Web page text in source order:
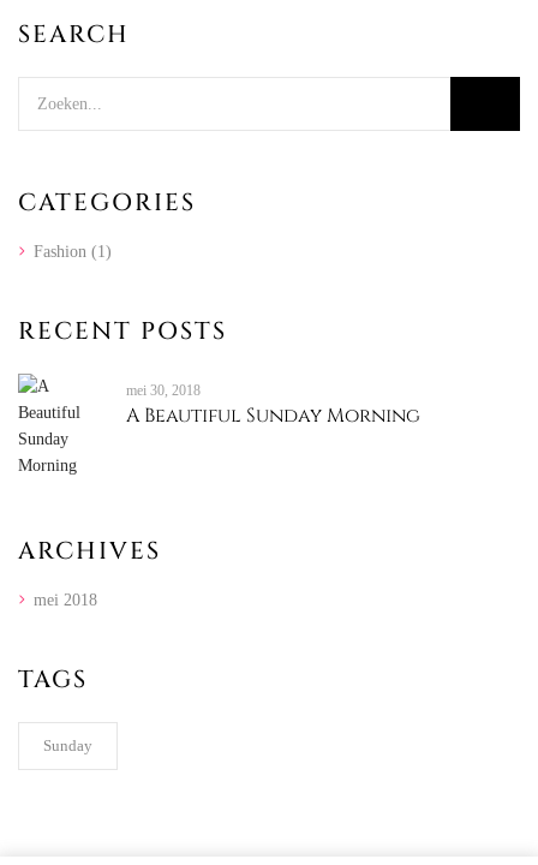
SEARCH
CATEGORIES
Fashion (1)
RECENT POSTS
mei 30, 2018
A Beautiful Sunday Morning
ARCHIVES
mei 2018
TAGS
Sunday